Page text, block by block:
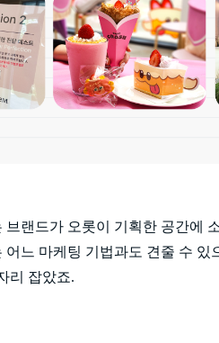
브랜드가 오롯이 기획한 공간에
어느 마케팅 기법과도 견줄 수
리 잡았죠.